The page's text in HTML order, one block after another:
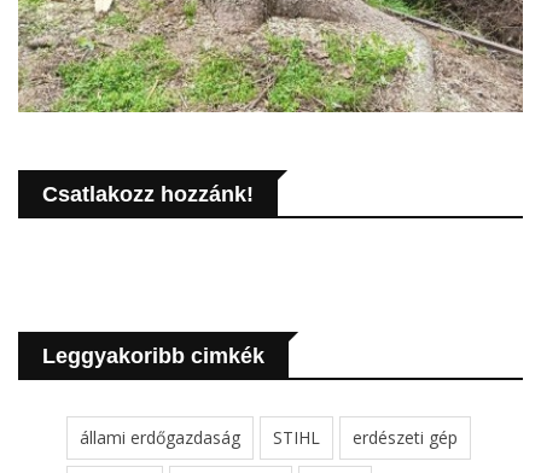
Csatlakozz hozzánk!
Leggyakoribb cimkék
állami erdőgazdaság STIHL erdészeti gép